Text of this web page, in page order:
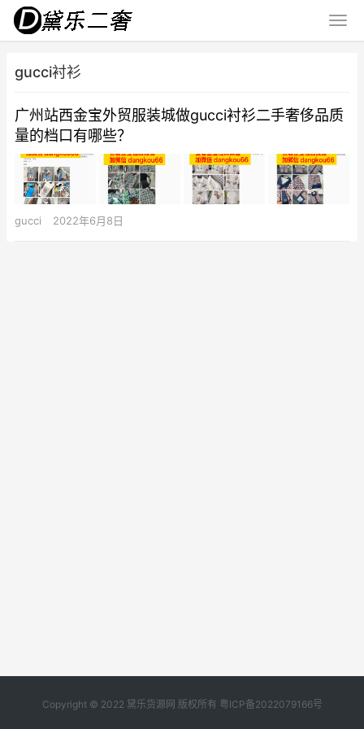
gucci衬衫
广州站西金宝外贸服装城做gucci衬衫二手奢侈品质
量的档口有哪些？
gucci 2022年6月8日
Copyright © 2022 黛乐货源网 版权所有 粤ICP备2022079166号